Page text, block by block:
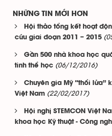
NHỮNG TIN MỚI HƠN
Hội thảo tổng kết hoạt
cứu giai đoạn 2011 – 2015
Gần 500 nhà khoa học
tinh thể học (06/12/2016)
Chuyên gia Mỹ “thổi lửa”
Việt Nam (22/02/2017)
Hội nghị STEMCON Việt
khoa học Kỹ thuật - Công